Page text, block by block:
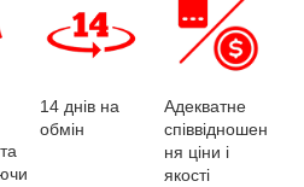
14 днів на
обмін
Адекватне
співвідношен
ня ціни і
якості